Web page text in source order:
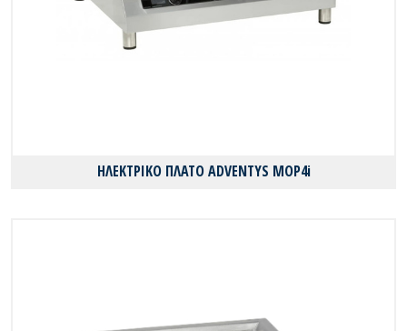
ΗΛΕΚΤΡΙΚΟ ΠΛΑΤΟ ADVENTYS MOP4i